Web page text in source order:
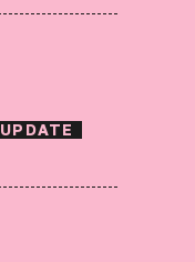
UPDATE